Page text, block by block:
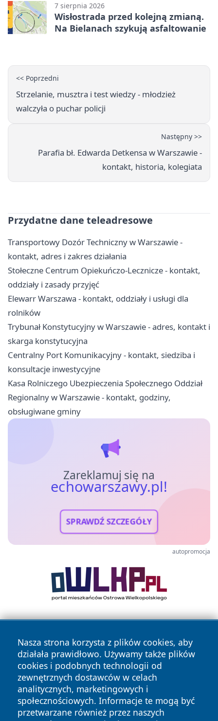
7 sierpnia 2026
Wisłostrada przed kolejną zmianą.
Na Bielanach szykują asfaltowanie
<< Poprzedni
Strzelanie, musztra i test wiedzy - młodzież
walczyła o puchar policji
Następny >>
Parafia bł. Edwarda Detkensa w Warszawie -
kontakt, historia, kolegiata
Przydatne dane teleadresowe
Transportowy Dozór Techniczny w Warszawie -
kontakt, adres i zakres działania
Stołeczne Centrum Opiekuńczo-Lecznicze - kontakt,
oddziały i zasady przyjęć
Elewarr Warszawa - kontakt, oddziały i usługi dla
rolników
Trybunał Konstytucyjny w Warszawie - adres, kontakt i
skarga konstytucyjna
Centralny Port Komunikacyjny - kontakt, siedziba i
konsultacje inwestycyjne
Kasa Rolniczego Ubezpieczenia Społecznego Oddział
Regionalny w Warszawie - kontakt, godziny,
obsługiwane gminy
Zareklamuj się na
echowarszawy.pl!
SPRAWDŹ SZCZEGÓŁY
autopromocja
Nasza strona korzysta z plików cookies, aby
działała prawidłowo. Używamy także plików
cookies i podobnych technologii od
zewnętrznych dostawców w celach
analitycznych, marketingowych i
społecznościowych. Informacje te mogą być
przetwarzane również przez naszych
Copyright © 2026 echowarszawy.pl Wszystkie prawa
zastrzeżone.